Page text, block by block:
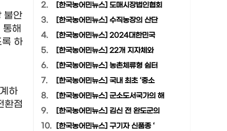
불안
해
하
하
환점
2. [한국농어민뉴스] 도매시장법인협회
3. [한국농어민뉴스] 수직농장의 산단
4. [한국농어민뉴스] 2024대한민국
5. [한국농어민뉴스] 22개 지자체와
6. [한국농어민뉴스] 농촌체류형 쉼터
7. [한국농어민뉴스] 국내 최초 ‘중소
8. [한국농어민뉴스] 군소도서국가의 해
9. [한국농어민뉴스] 김신 전 완도군의
10. [한국농어민뉴스] 구기자 신품종 ‘